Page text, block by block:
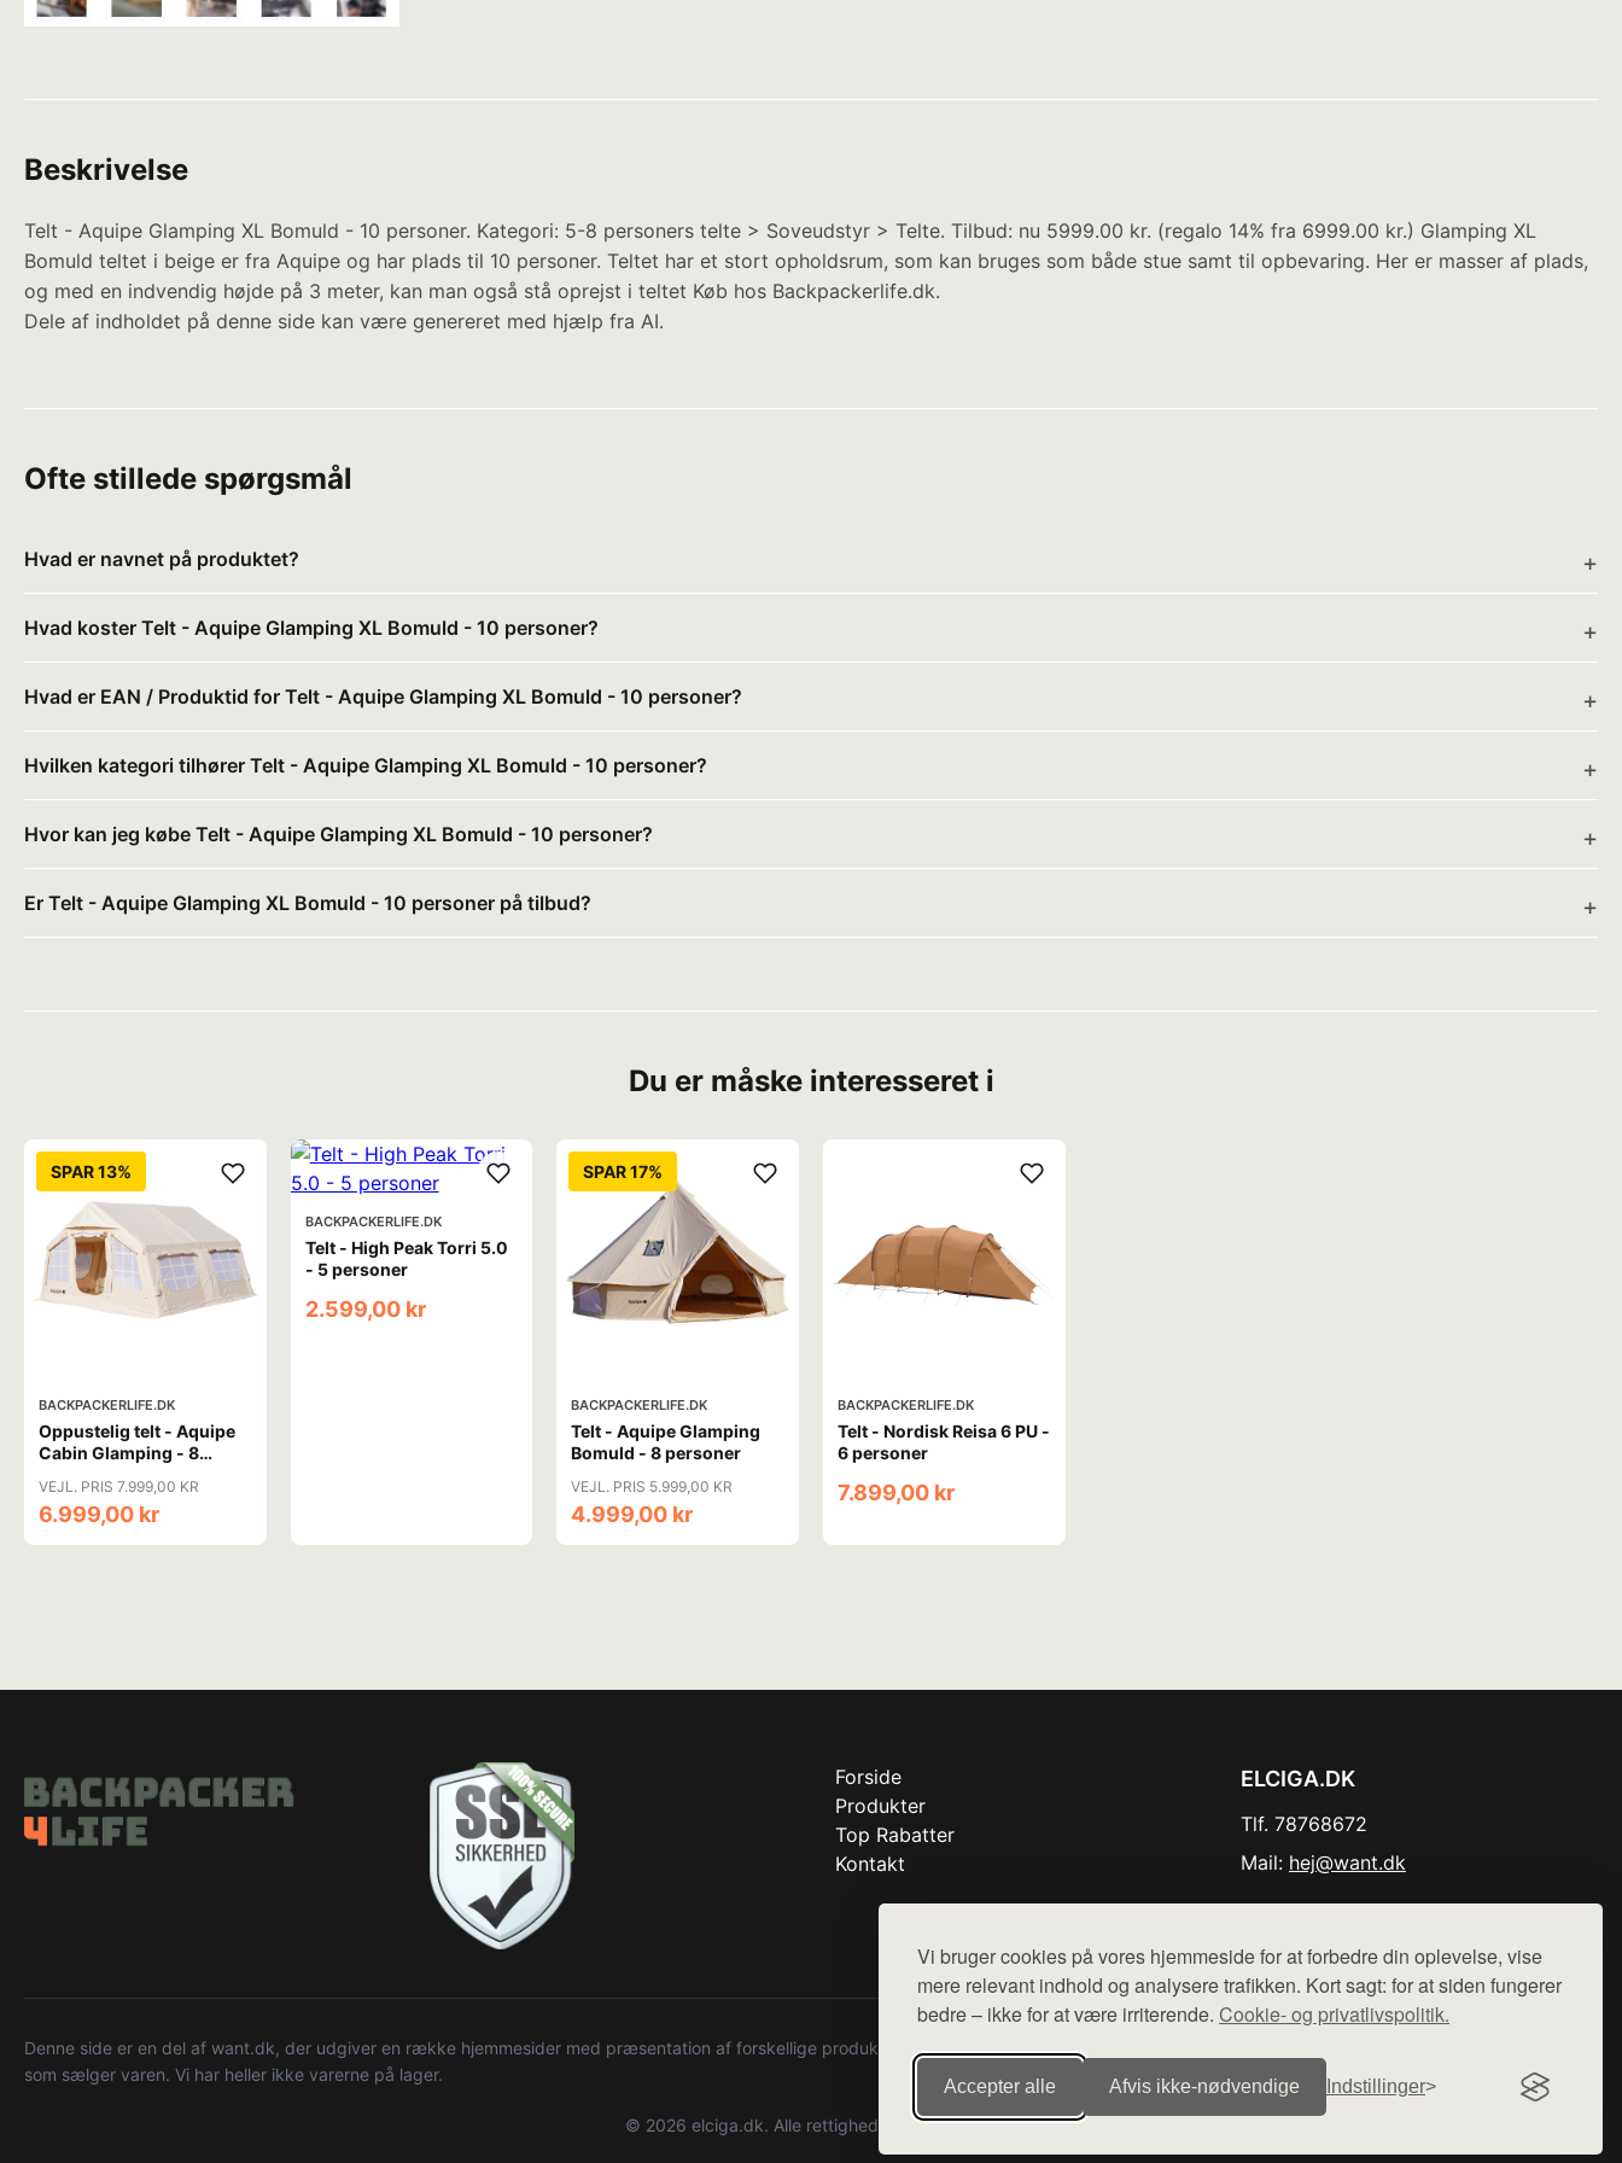
Vi bruger cookies på vores hjemmeside for at forbedre din oplevelse, vise
mere relevant indhold og analysere trafikken. Kort sagt: for at siden fungerer
bedre – ikke for at være irriterende. Cookie- og privatlivspolitik.
Accepter alle Afvis ikke‑nødvendige Indstillinger
Beskrivelse
Telt - Aquipe Glamping XL Bomuld - 10 personer. Kategori: 5-8 personers telte > Soveudstyr > Telte. Tilbud: nu 5999.00 kr. (regalo 14% fra 6999.00 kr.) Glamping XL
Bomuld teltet i beige er fra Aquipe og har plads til 10 personer. Teltet har et stort opholdsrum, som kan bruges som både stue samt til opbevaring. Her er masser af plads,
og med en indvendig højde på 3 meter, kan man også stå oprejst i teltet Køb hos Backpackerlife.dk.
Dele af indholdet på denne side kan være genereret med hjælp fra AI.
Ofte stillede spørgsmål
Hvad er navnet på produktet?
Hvad koster Telt - Aquipe Glamping XL Bomuld - 10 personer?
Hvad er EAN / Produktid for Telt - Aquipe Glamping XL Bomuld - 10 personer?
Hvilken kategori tilhører Telt - Aquipe Glamping XL Bomuld - 10 personer?
Hvor kan jeg købe Telt - Aquipe Glamping XL Bomuld - 10 personer?
Er Telt - Aquipe Glamping XL Bomuld - 10 personer på tilbud?
Du er måske interesseret i
SPAR 13%
BACKPACKERLIFE.DK
Oppustelig telt - Aquipe
Cabin Glamping - 8
VEJL. PRIS 7.999,00 KR
6.999,00 kr
BACKPACKERLIFE.DK
Telt - High Peak Torri 5.0
- 5 personer
2.599,00 kr
SPAR 17%
BACKPACKERLIFE.DK
Telt - Aquipe Glamping
Bomuld - 8 personer
VEJL. PRIS 5.999,00 KR
4.999,00 kr
BACKPACKERLIFE.DK
Telt - Nordisk Reisa 6 PU -
6 personer
7.899,00 kr
Forside
Produkter
Top Rabatter
Kontakt
ELCIGA.DK
Tlf. 78768672
Mail: hej@want.dk
Denne side er en del af want.dk, der udgiver en række hjemmesider med præsentation af forskellige produkter fra diverse webshops. Der sælges ikke varer fra denne side - vi henviser til de shops,
som sælger varen. Vi har heller ikke varerne på lager.
© 2026 elciga.dk. Alle rettigheder forbeholdes.